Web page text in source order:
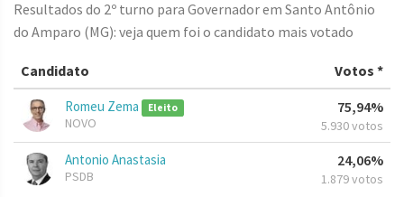
Resultados do 2º turno para Governador em Santo Antônio
do Amparo (MG): veja quem foi o candidato mais votado
Candidato Votos *
Romeu Zema Eleito
NOVO
75,94%
5.930 votos
Antonio Anastasia
PSDB
24,06%
1.879 votos